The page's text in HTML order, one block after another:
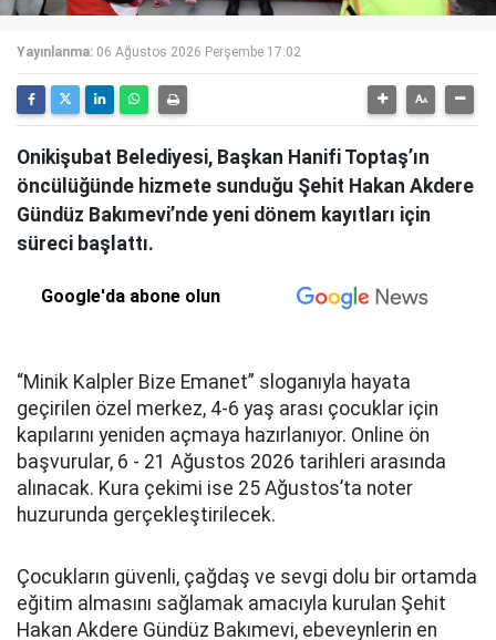
Yayınlanma: 06 Ağustos 2026 Perşembe 17:02
Onikişubat Belediyesi, Başkan Hanifi Toptaş’ın
öncülüğünde hizmete sunduğu Şehit Hakan Akdere
Gündüz Bakımevi’nde yeni dönem kayıtları için
süreci başlattı.
Google'da abone olun
“Minik Kalpler Bize Emanet” sloganıyla hayata
geçirilen özel merkez, 4-6 yaş arası çocuklar için
kapılarını yeniden açmaya hazırlanıyor. Online ön
başvurular, 6 - 21 Ağustos 2026 tarihleri arasında
alınacak. Kura çekimi ise 25 Ağustos’ta noter
huzurunda gerçekleştirilecek.
Çocukların güvenli, çağdaş ve sevgi dolu bir ortamda
eğitim almasını sağlamak amacıyla kurulan Şehit
Hakan Akdere Gündüz Bakımevi, ebeveynlerin en